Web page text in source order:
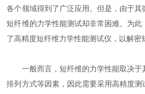
各个领域得到了广泛应用。但是，由于其
短纤维的力学性能测试却非常困难。为此
了高精度短纤维力学性能测试仪，以解密
一般而言，短纤维的力学性能取决于
排列方式等因素，因此需要采用高精度测